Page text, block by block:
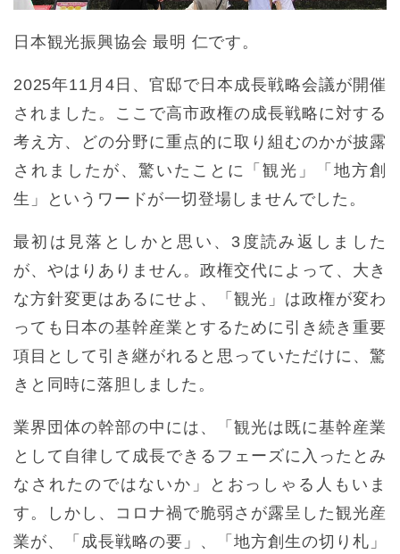
日本観光振興協会 最明 仁です。
2025年11月4日、官邸で日本成長戦略会議が開催
されました。ここで高市政権の成長戦略に対する
考え方、どの分野に重点的に取り組むのかが披露
されましたが、驚いたことに「観光」「地方創
生」というワードが一切登場しませんでした。
最初は見落としかと思い、3度読み返しました
が、やはりありません。政権交代によって、大き
な方針変更はあるにせよ、「観光」は政権が変わ
っても日本の基幹産業とするために引き続き重要
項目として引き継がれると思っていただけに、驚
きと同時に落胆しました。
業界団体の幹部の中には、「観光は既に基幹産業
として自律して成長できるフェーズに入ったとみ
なされたのではないか」とおっしゃる人もいま
す。しかし、コロナ禍で脆弱さが露呈した観光産
業が、「成長戦略の要」、「地方創生の切り札」